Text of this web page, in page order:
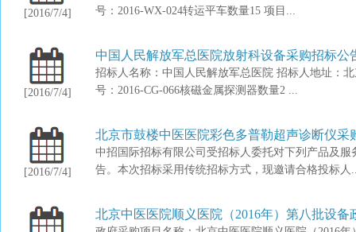
[2016/7/4]
号：2016-WX-024转运平车数量15 项目...
[2016/7/4]
中国人民解放军总医院放射科设备采购招标公
招标人名称：中国人民解放军总医院 招标人地址：
号：2016-CG-066核磁金属探测器数量2 ...
[2016/7/4]
北京市鼓楼中医医院彩色多普勒超声诊断仪采
中招国际招标有限公司受招标人委托对下列产品及
告。本次招标采用传统招标方式，现邀请合格投标人
北京中医医院顺义医院（2016年）第八批设